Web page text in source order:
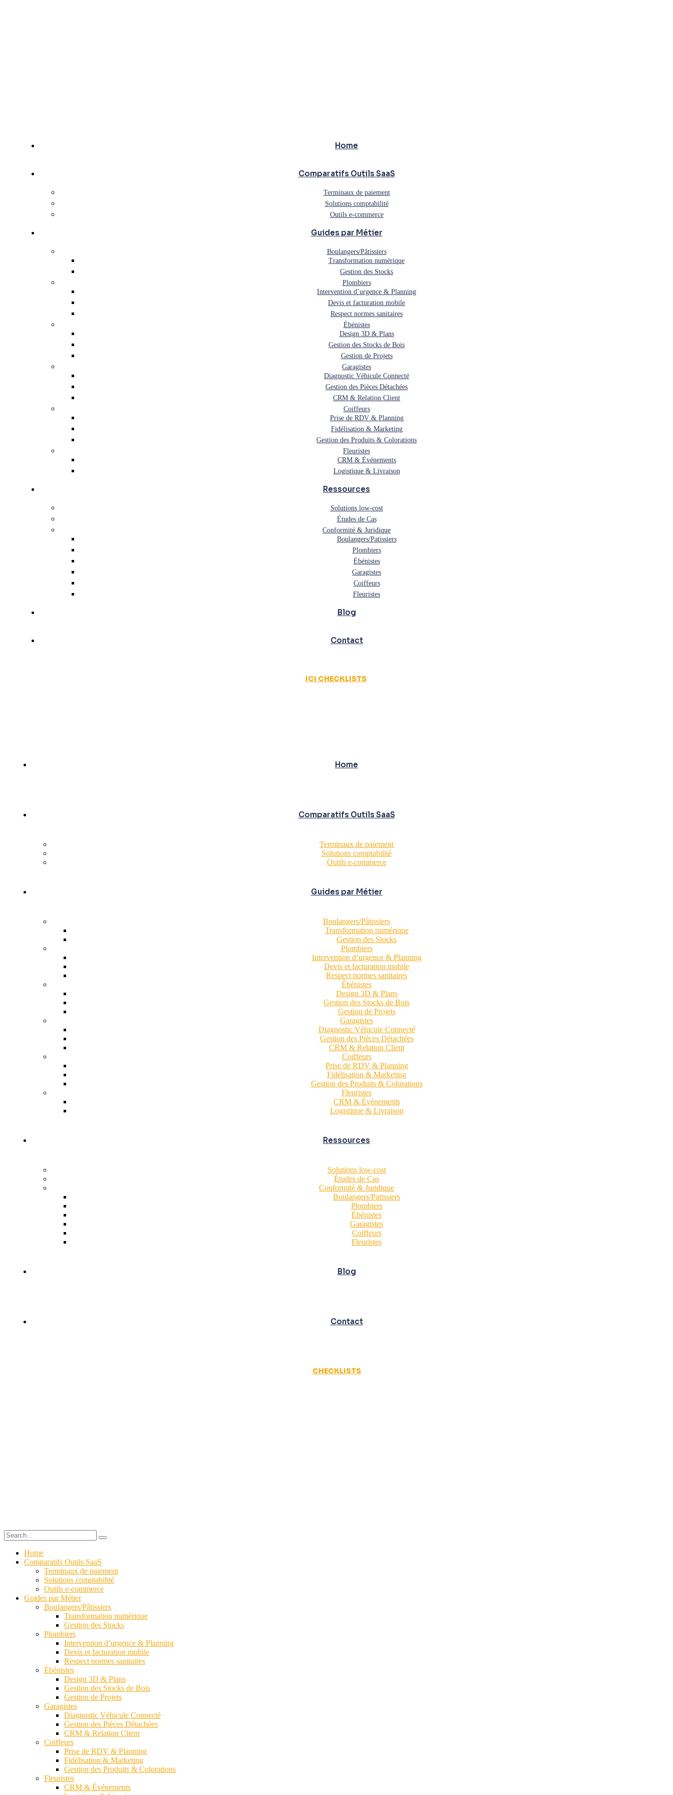
Home
Comparatifs Outils SaaS
Terminaux de paiement
Solutions comptabilité
Outils e-commerce
Guides par Métier
Boulangers/Pâtissiers
Transformation numérique
Gestion des Stocks
Plombiers
Intervention d’urgence & Planning
Devis et facturation mobile
Respect normes sanitaires
Ébénistes
Design 3D & Plans
Gestion des Stocks de Bois
Gestion de Projets
Garagistes
Diagnostic Véhicule Connecté
Gestion des Pièces Détachées
CRM & Relation Client
Coiffeurs
Prise de RDV & Planning
Fidélisation & Marketing
Gestion des Produits & Colorations
Fleuristes
CRM & Événements
Logistique & Livraison
Ressources
Solutions low-cost
Études de Cas
Conformité & Juridique
Boulangers/Patissiers
Plombiers
Ébénistes
Garagistes
Coiffeurs
Fleuristes
Blog
Contact
ICI CHECKLISTS
Home
Comparatifs Outils SaaS
Terminaux de paiement
Solutions comptabilité
Outils e-commerce
Guides par Métier
Boulangers/Pâtissiers
Transformation numérique
Gestion des Stocks
Plombiers
Intervention d’urgence & Planning
Devis et facturation mobile
Respect normes sanitaires
Ébénistes
Design 3D & Plans
Gestion des Stocks de Bois
Gestion de Projets
Garagistes
Diagnostic Véhicule Connecté
Gestion des Pièces Détachées
CRM & Relation Client
Coiffeurs
Prise de RDV & Planning
Fidélisation & Marketing
Gestion des Produits & Colorations
Fleuristes
CRM & Événements
Logistique & Livraison
Ressources
Solutions low-cost
Études de Cas
Conformité & Juridique
Boulangers/Patissiers
Plombiers
Ébénistes
Garagistes
Coiffeurs
Fleuristes
Blog
Contact
CHECKLISTS
Home
Comparatifs Outils SaaS
Terminaux de paiement
Solutions comptabilité
Outils e-commerce
Guides par Métier
Boulangers/Pâtissiers
Transformation numérique
Gestion des Stocks
Plombiers
Intervention d’urgence & Planning
Devis et facturation mobile
Respect normes sanitaires
Ébénistes
Design 3D & Plans
Gestion des Stocks de Bois
Gestion de Projets
Garagistes
Diagnostic Véhicule Connecté
Gestion des Pièces Détachées
CRM & Relation Client
Coiffeurs
Prise de RDV & Planning
Fidélisation & Marketing
Gestion des Produits & Colorations
Fleuristes
CRM & Événements